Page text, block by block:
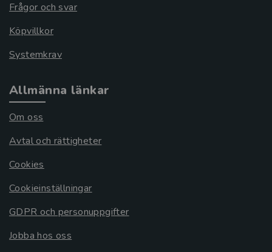
Frågor och svar
Köpvillkor
Systemkrav
Allmänna länkar
Om oss
Avtal och rättigheter
Cookies
Cookieinställningar
GDPR och personuppgifter
Jobba hos oss